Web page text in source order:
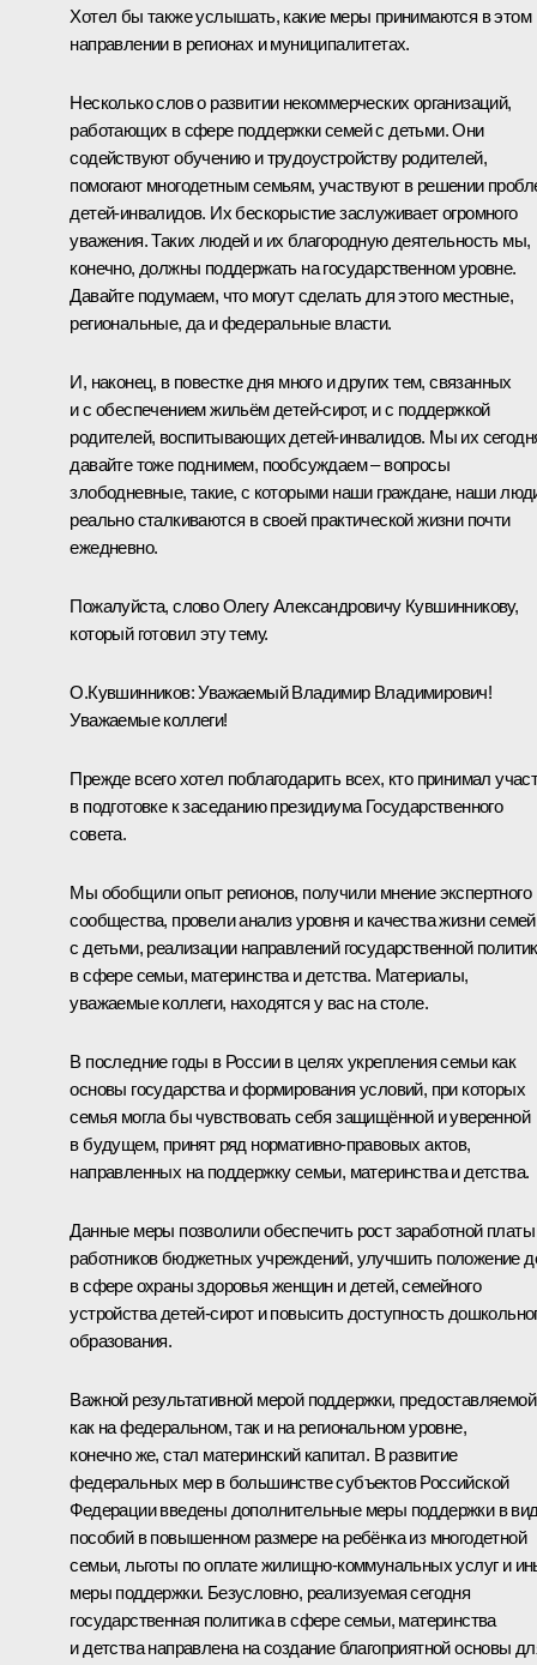
Хотел бы также услышать, какие меры принимаются в этом
направлении в регионах и муниципалитетах.
Несколько слов о развитии некоммерческих организаций,
работающих в сфере поддержки семей с детьми. Они
содействуют обучению и трудоустройству родителей,
помогают многодетным семьям, участвуют в решении
детей-инвалидов. Их бескорыстие заслуживает огромного
уважения. Таких людей и их благородную деятельность мы,
конечно, должны поддержать на государственном уровне.
Давайте подумаем, что могут сделать для этого местные,
региональные, да и федеральные власти.
И, наконец, в повестке дня много и других тем, связанных
и с обеспечением жильём детей-сирот, и с поддержкой
родителей, воспитывающих детей-инвалидов. Мы их
давайте тоже поднимем, пообсуждаем – вопросы
злободневные, такие, с которыми наши граждане, наши
реально сталкиваются в своей практической жизни почти
ежедневно.
Пожалуйста, слово Олегу Александровичу Кувшинникову,
который готовил эту тему.
О.Кувшинников:Уважаемый Владимир Владимирович!
Уважаемые коллеги!
Прежде всего хотел поблагодарить всех, кто принимал
в подготовке к заседанию президиума Государственного
совета.
Мы обобщили опыт регионов, получили мнение экспертного
сообщества, провели анализ уровня и качества жизни семей
с детьми, реализации направлений государственной
в сфере семьи, материнства и детства. Материалы,
уважаемые коллеги, находятся у вас на столе.
В последние годы в России в целях укрепления семьи как
основы государства и формирования условий, при которых
семья могла бы чувствовать себя защищённой и уверенной
в будущем, принят ряд нормативно-правовых актов,
направленных на поддержку семьи, материнства и детства.
Данные меры позволили обеспечить рост заработной платы
работников бюджетных учреждений, улучшить положение
в сфере охраны здоровья женщин и детей, семейного
устройства детей-сирот и повысить доступность
образования.
Важной результативной мерой поддержки, предоставляемой
как на федеральном, так и на региональном уровне,
конечно же, стал материнский капитал. В развитие
федеральных мер в большинстве субъектов Российской
Федерации введены дополнительные меры поддержки в
пособий в повышенном размере на ребёнка из многодетной
семьи, льготы по оплате жилищно-коммунальных услуг и
меры поддержки. Безусловно, реализуемая сегодня
государственная политика в сфере семьи, материнства
и детства направлена на создание благоприятной основы